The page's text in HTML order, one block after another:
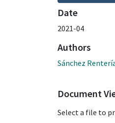
Date
2021-04
Authors
Sánchez
Document
Select a file to